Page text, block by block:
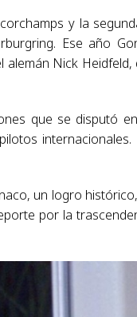
y la
Ese año
alemán Nick Heidfeld,
que se disputó
internacionales.
un logro
por la